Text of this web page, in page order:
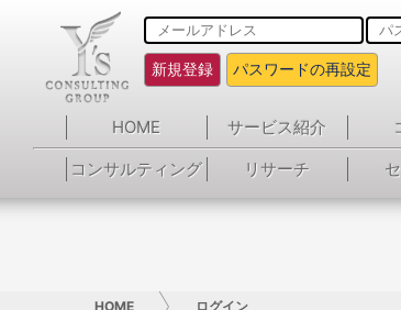
新規登録 パスワードの再設定
HOME サービス紹介
コンサルティング
リサーチ
HOME ログイン